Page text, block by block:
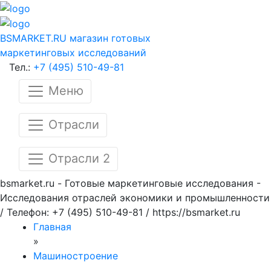
BSMARKET.RU магазин готовых
маркетинговых исследований
Тел.: +7 (495) 510-49-81
Меню
Отрасли
Отрасли 2
bsmarket.ru - Готовые маркетинговые исследования -
Исследования отраслей экономики и промышленности
/ Телефон: +7 (495) 510-49-81 / https://bsmarket.ru
Главная
»
Машиностроение